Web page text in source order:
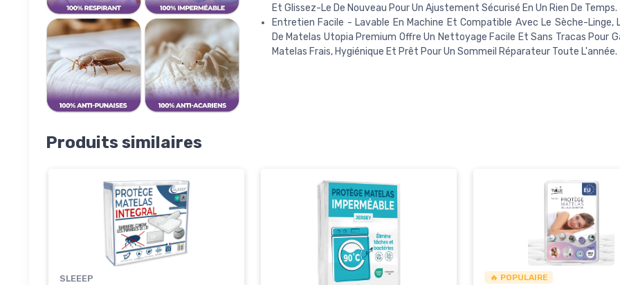
Et Glissez-Le De Nouveau Pour Un Ajustement Sécurisé En Un Rien De Temps.
Entretien Facile - Lavable En Machine Et Compatible Avec Le Sèche-Linge,
De Matelas Utopia Premium Offre Un Nettoyage Facile Et Sans Tracas Pour
Matelas Frais, Hygiénique Et Prêt Pour Un Sommeil Réparateur Toute L'année.
Produits similaires
SLEEEP 🔥 POPULAIRE